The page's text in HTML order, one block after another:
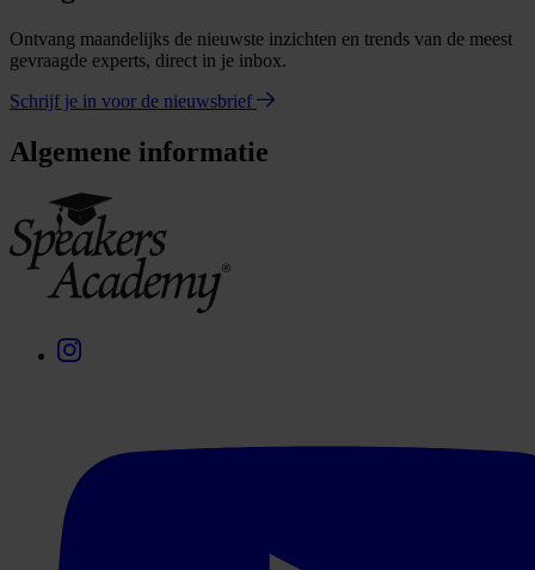
Ontvang maandelijks de nieuwste inzichten en trends van de meest
gevraagde experts, direct in je inbox.
Schrijf je in voor de nieuwsbrief
Algemene informatie